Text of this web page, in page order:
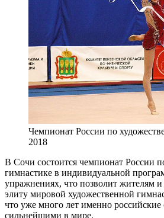
Чемпионат России по
2018
В Сочи состоится чемпионат России
гимнастике в индивидуальной
упражнениях, что позволит жителям и
элиту мировой художественной
что уже много лет именно российские
сильнейшими в мире.